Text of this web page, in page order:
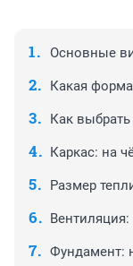
Основные
Какая
Как
Каркас: на
Размер
Фундамент: